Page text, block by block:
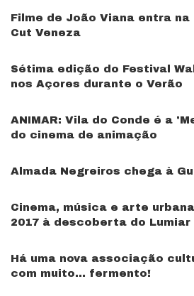
Filme de João Viana entra na
Cut Veneza
Sétima edição do Festival
nos Açores durante o Verão
ANIMAR: Vila do Conde é a
do cinema de animação
Almada Negreiros chega à
Cinema, música e arte
2017 à descoberta do Lumiar
Há uma nova associação
com muito… fermento!